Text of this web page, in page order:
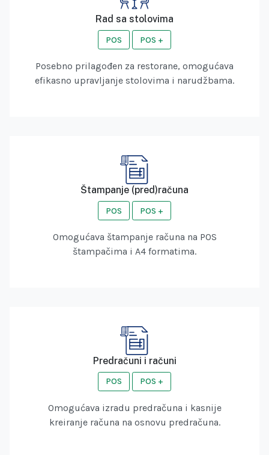
Rad sa stolovima
POS POS +
Posebno prilagođen za restorane, omogućava
efikasno upravljanje stolovima i narudžbama.
Štampanje (pred)računa
POS POS +
Omogućava štampanje računa na POS
štampačima i A4 formatima.
Predračuni i računi
POS POS +
Omogućava izradu predračuna i kasnije
kreiranje računa na osnovu predračuna.